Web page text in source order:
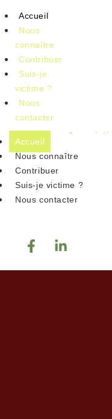
Accueil
Nous
connaître
Contribuer
Suis-je
victime ?
Nous
contacter
Accueil
Nous connaître
Contribuer
Suis-je victime ?
Nous contacter